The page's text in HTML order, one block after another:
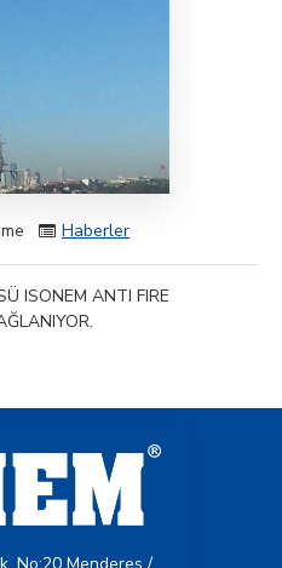
Haberler
ISONEM ANTI FIRE